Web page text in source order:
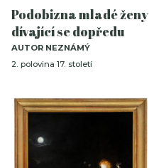
Podobizna mladé ženy
dívající se dopředu
AUTOR NEZNÁMÝ
2. polovina 17. století